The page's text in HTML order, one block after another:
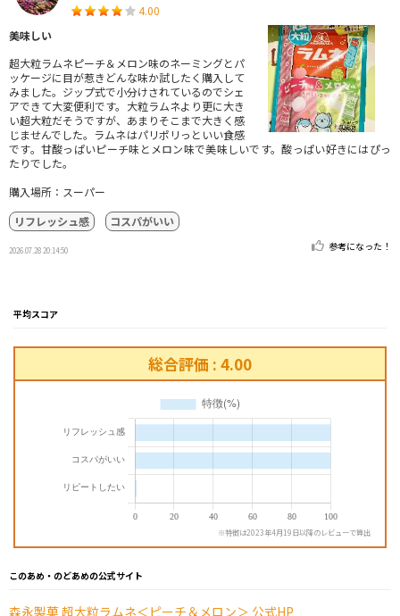
4.00
美味しい
超大粒ラムネピーチ＆メロン味のネーミングとパ
ッケージに目が惹きどんな味か試したく購入して
みました。ジップ式で小分けされているのでシェ
アできて大変便利です。大粒ラムネより更に大き
い超大粒だそうですが、あまりそこまで大きく感
じませんでした。ラムネはパリポリっといい食感
です。甘酸っぱいピーチ味とメロン味で美味しいです。酸っぱい好きにはぴっ
たりでした。
購入場所：スーパー
リフレッシュ感
コスパがいい
2026.07.28 20:14:50 参考になった！
平均スコア
総合評価 : 4.00
※特徴は2023年4月19日以降のレビューで算出
このあめ・のどあめの公式サイト
森永製菓 超大粒ラムネ＜ピーチ＆メロン＞ 公式HP